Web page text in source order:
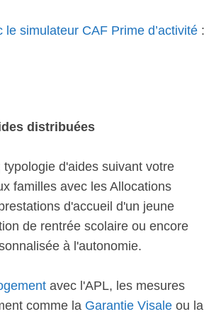
le simulateur CAF Prime d’activité :
distribuées
typologie d'aides suivant votre
familles avec les Allocations
d'accueil d'un jeune
de rentrée scolaire ou encore
à l'autonomie.
avec l'APL, les mesures
comme la Garantie Visale ou la